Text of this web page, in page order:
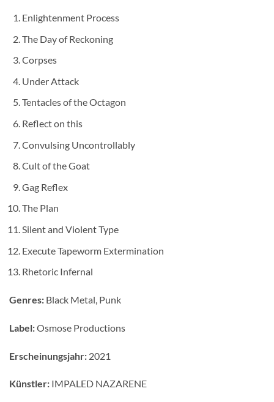
Enlightenment Process
The Day of Reckoning
Corpses
Under Attack
Tentacles of the Octagon
Reflect on this
Convulsing Uncontrollably
Cult of the Goat
Gag Reflex
The Plan
Silent and Violent Type
Execute Tapeworm Extermination
Rhetoric Infernal
Genres: Black Metal, Punk
Label:Osmose Productions
Erscheinungsjahr: 2021
Künstler: IMPALED NAZARENE